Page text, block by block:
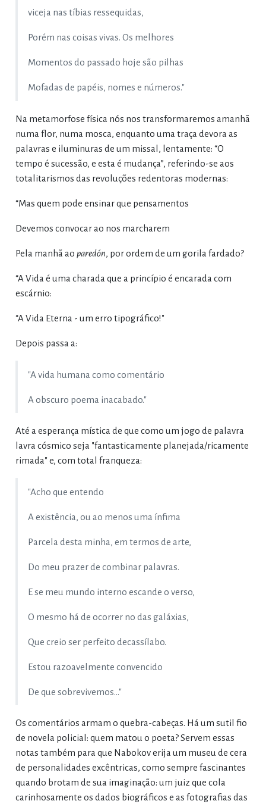
viceja nas tíbias ressequidas,
Porém nas coisas vivas. Os melhores
Momentos do passado hoje são pilhas
Mofadas de papéis, nomes e números."
Na metamorfose física nós nos transformaremos amanhã
numa flor, numа mosca, enquanto uma traça devora as
palavras e iluminuras de um missal, lentamente: “O
tempo é sucessão, e esta é mudança”, referindo-se aos
totalitarismos das revoluções redentoras modernas:
“Mas quem pode ensinar que pensamentos
Devemos convocar ao nos marcharem
Pela manhã ao paredón, por ordem de um gorila fardado?
“A Vida é uma charada que a princípio é encarada com
escárnio:
“A Vida Eterna - um erro tipográfico!"
Depois passa a:
"A vida humana como comentário
A obscuro poema inacabado."
Até a esperança mística de que como um jogo de palavra
lavra cósmico seja "fantasticamente planejada/ricamente
rimada" e, com total franqueza:
"Acho que entendo
A existência, ou ao menos uma ínfima
Parcela desta minha, em termos de arte,
Do meu prazer de combinar palavras.
E se meu mundo interno escande o verso,
O mesmo há de ocorrer no das galáxias,
Que creio ser perfeito decassílabo.
Estou razoavelmente convencido
De que sobrevivemos..."
Os comentários armam o quebra-cabeças. Há um sutil fio
de novela policial: quem matou o poeta? Servem essas
notas também para que Nabokov erija um museu de cera
de personalidades excêntricas, como sempre fascinantes
quando brotam de sua imaginação: um juiz que cola
carinhosamente os dados biográficos e as fotografias das